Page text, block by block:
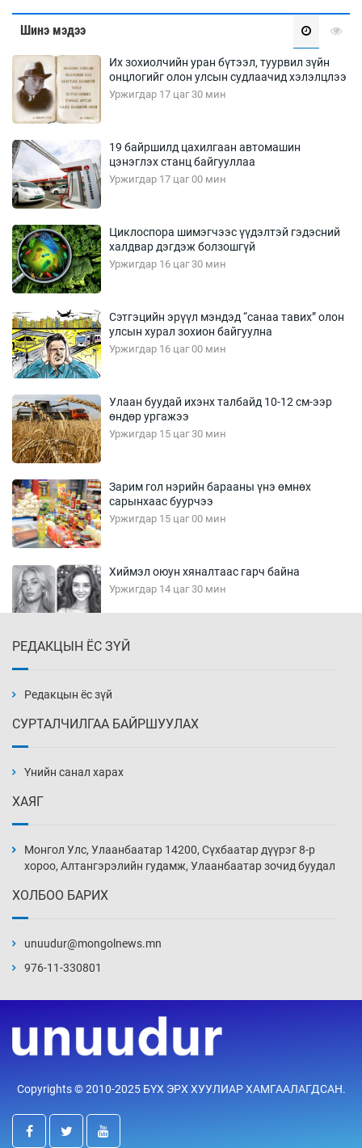
Шинэ мэдээ
Их зохиолчийн уран бүтээл, туурвил зүйн
онцлогийг олон улсын судлаачид хэлэлцлээ
Уржигдар 17 цаг 30 мин
19 байршилд цахилгаан автомашин
цэнэглэх станц байгууллаа
Уржигдар 17 цаг 00 мин
Циклоспора шимэгчээс үүдэлтэй гэдэсний
халдвар дэгдэж болзошгүй
Уржигдар 16 цаг 30 мин
Сэтгэцийн эрүүл мэндэд “санаа тавих” олон
улсын хурал зохион байгуулна
Уржигдар 16 цаг 00 мин
Улаан буудай ихэнх талбайд 10-12 см-ээр
өндөр ургажээ
Уржигдар 15 цаг 30 мин
Зарим гол нэрийн барааны үнэ өмнөх
сарынхаас буурчээ
Уржигдар 15 цаг 00 мин
Хиймэл оюун хяналтаас гарч байна
Уржигдар 14 цаг 30 мин
Уржигдар 14 цаг 00 мин
нэмэгджээ
Уржигдар 13 цаг 30 мин
Уржигдар 13 цаг 00 мин
Уржигдар 12 цаг 30 мин
үйлчилж буй гэв
Уржигдар 12 цаг 00 мин
РЕДАКЦЫН ЁС ЗҮЙ
Редакцын ёс зүй
СУРТАЛЧИЛГАА БАЙРШУУЛАХ
Үнийн санал харах
ХАЯГ
Монгол Улс, Улаанбаатар 14200, Сүхбаатар дүүрэг 8-р
хороо, Алтангэрэлийн гудамж, Улаанбаатар зочид буудал
ХОЛБОО БАРИХ
unuudur@mongolnews.mn
976-11-330801
Copyrights © 2010-2025 БҮХ ЭРХ ХУУЛИАР ХАМГААЛАГДСАН.